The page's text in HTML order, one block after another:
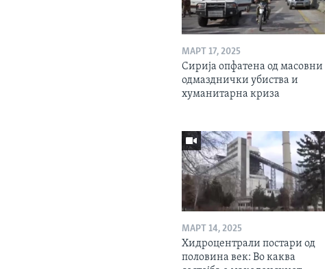
МАРТ 17, 2025
Сирија опфатена од масовни
одмазднички убиства и
хуманитарна криза
МАРТ 14, 2025
Хидроцентрали постари од
половина век: Во каква